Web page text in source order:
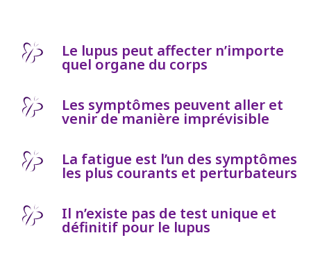
Le lupus peut affecter n’importe
quel organe du corps
Les symptômes peuvent aller et
venir de manière imprévisible
La fatigue est l’un des symptômes
les plus courants et perturbateurs
Il n’existe pas de test unique et
définitif pour le lupus